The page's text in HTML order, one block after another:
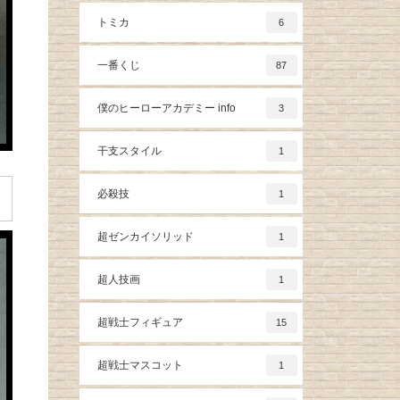
トミカ 6
一番くじ 87
僕のヒーローアカデミー info 3
干支スタイル 1
必殺技 1
超ゼンカイソリッド 1
超人技画 1
超戦士フィギュア 15
超戦士マスコット 1